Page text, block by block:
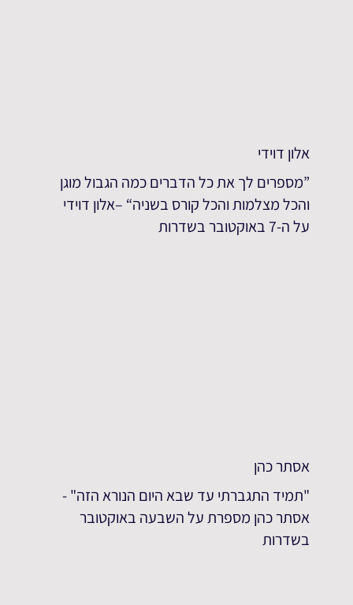
אלון דוידי
”מספרים לך את כל הדברים כמה הגבול מוגן
והכל מצלמות והכל קורס בשניה“ –אלון דוידי
על ה-7 באוקטובר בשדרות
אסתר כהן
"תמיד התגברתי עד שבא היום הנורא הזה" -
אסתר כהן מספרת על השבעה באוקטובר
בשדרות